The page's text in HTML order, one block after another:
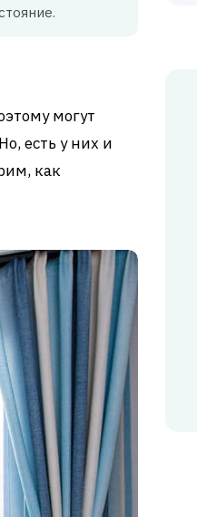
могут
есть у них и
как